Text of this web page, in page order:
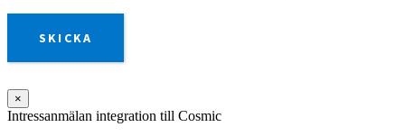
SKICKA
×
Intressanmälan integration till Cosmic